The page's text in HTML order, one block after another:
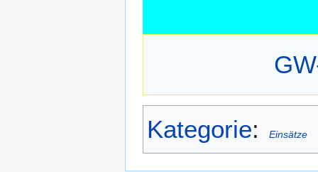
Kategorie: Einsätze